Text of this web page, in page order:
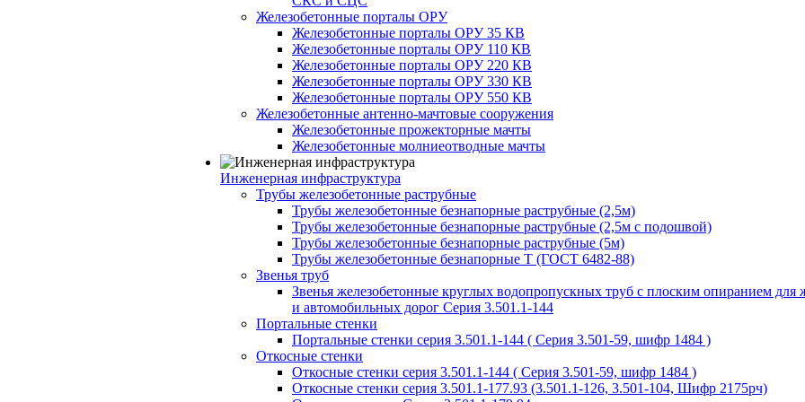
Железобетонные порталы ОРУ
Железобетонные порталы ОРУ 35 КВ
Железобетонные порталы ОРУ 110 КВ
Железобетонные порталы ОРУ 220 КВ
Железобетонные порталы ОРУ 330 КВ
Железобетонные порталы ОРУ 550 КВ
Железобетонные антенно-мачтовые сооружения
Железобетонные прожекторные мачты
Железобетонные молниеотводные мачты
Инженерная инфраструктура
Трубы железобетонные раструбные
Трубы железобетонные безнапорные раструбные (2,5м)
Трубы железобетонные безнапорные раструбные (2,5м с подошвой)
Трубы железобетонные безнапорные раструбные (5м)
Трубы железобетонные безнапорные Т (ГОСТ 6482-88)
Звенья труб
Звенья железобетонные круглых водопропускных труб с плоским опиранием для
и автомобильных дорог Серия 3.501.1-144
Портальные стенки
Портальные стенки серия 3.501.1-144 ( Серия 3.501-59, шифр 1484 )
Откосные стенки
Откосные стенки серия 3.501.1-144 ( Серия 3.501-59, шифр 1484 )
Откосные стенки серия 3.501.1-177.93 (3.501.1-126, 3.501-104, Шифр 2175рч)